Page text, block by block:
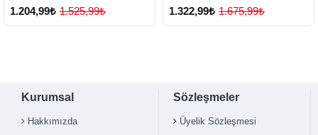
1.204,99₺ 1.525,99₺
1.322,99₺ 1.675,99₺
Kurumsal
Hakkımızda
Sözleşmeler
Üyelik Sözleşmesi